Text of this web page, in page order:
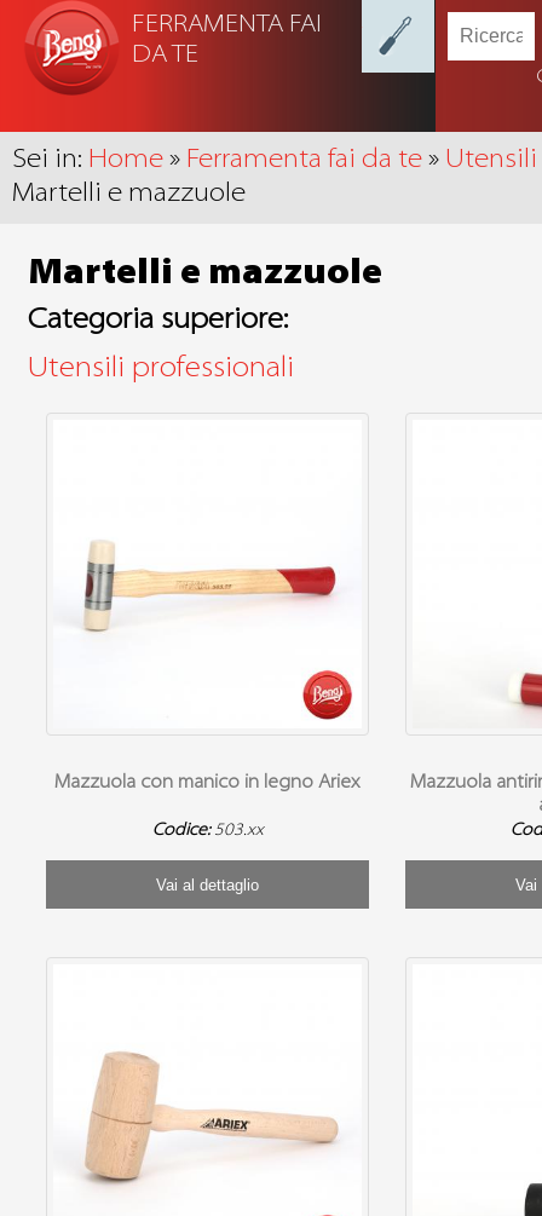
FERRAMENTA FAI
DA TE
Sei in: Home » Ferramenta fai da te »
Martelli e mazzuole
Martelli e mazzuole
Categoria superiore:
Utensili professionali
Mazzuola con manico in legno Ariex
Codice: 503.xx
Vai al dettaglio
Mazzuola
Vai